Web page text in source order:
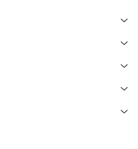
de utilizare